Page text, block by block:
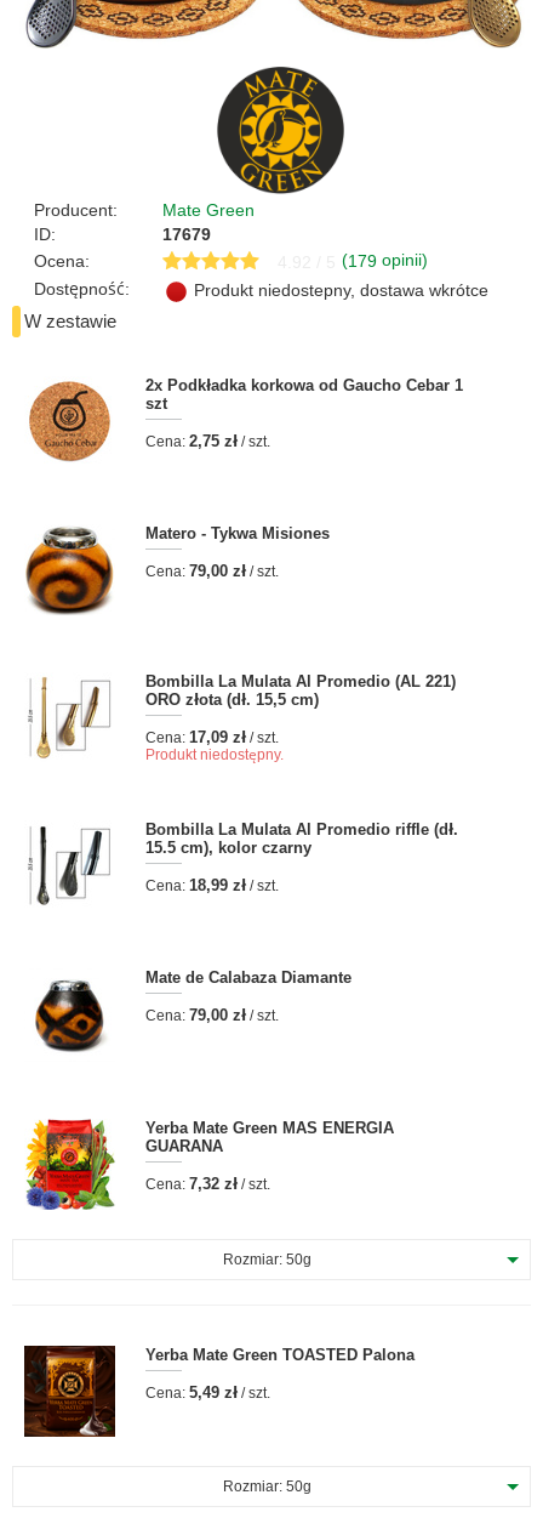
Producent:
Mate Green
ID:
17679
Ocena:
(179 opinii)
Dostępność:
Produkt niedostepny, dostawa wkrótce
W zestawie
2x Podkładka korkowa od Gaucho Cebar 1
szt
Cena: 2,75 zł / szt.
Matero - Tykwa Misiones
Cena: 79,00 zł / szt.
Bombilla La Mulata Al Promedio (AL 221)
ORO złota (dł. 15,5 cm)
Cena: 17,09 zł / szt.
Produkt niedostępny.
Bombilla La Mulata Al Promedio riffle (dł.
15.5 cm), kolor czarny
Cena: 18,99 zł / szt.
Mate de Calabaza Diamante
Cena: 79,00 zł / szt.
Yerba Mate Green MAS ENERGIA
GUARANA
Cena: 7,32 zł / szt.
Rozmiar: 50g
Yerba Mate Green TOASTED Palona
Cena: 5,49 zł / szt.
Rozmiar: 50g